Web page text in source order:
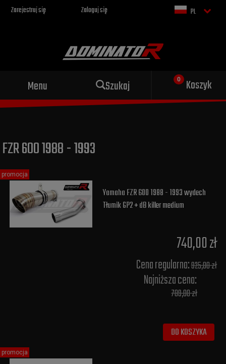
Zarejestruj się Zaloguj się PL
Menu Szukaj Koszyk
Sportowy wydech dla Twojego
FZR 600 1988 - 1993
Yamaha FZR 600 1988 - 1993 wydech
Tłumik GP2 + dB killer medium
740,00 zł
Cena regularna:925,00 zł
Najniższa cena:
789,00 zł
DO KOSZYKA
promocja
promocja